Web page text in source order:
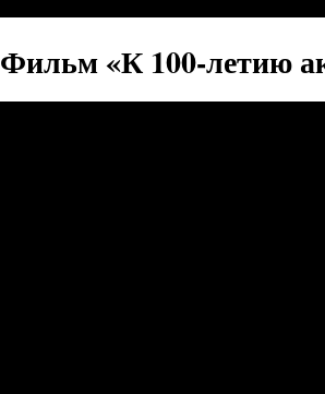
Фильм «К 100-летию